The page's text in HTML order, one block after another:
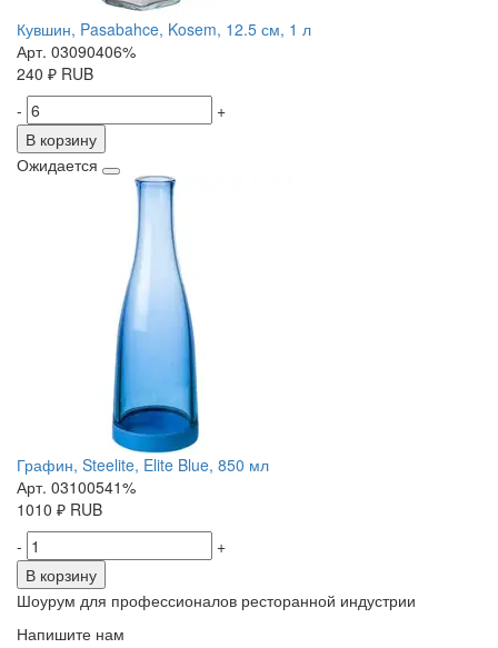
Кувшин, Pasabahce, Kosem, 12.5 см, 1 л
Арт. 03090406%
240 ₽ RUB
-
+
В корзину
Ожидается
Графин, Steelite, Elite Blue, 850 мл
Арт. 03100541%
1010 ₽ RUB
-
+
В корзину
Шоурум для профессионалов ресторанной индустрии
Напишите нам